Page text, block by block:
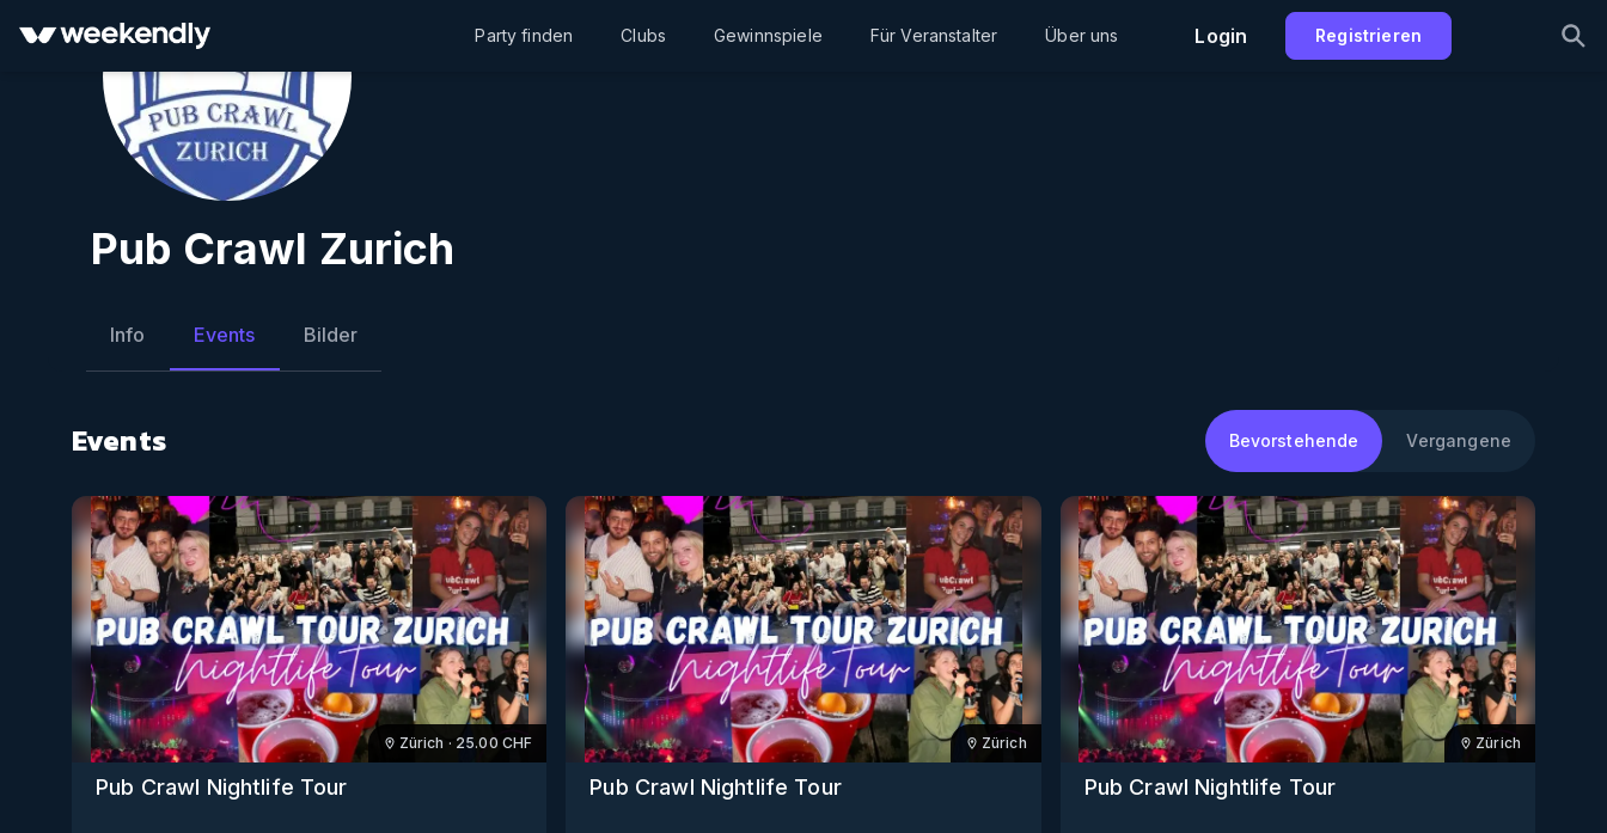
Party finden Clubs Gewinnspiele Für Veranstalter Über uns Login Registrieren
Pub Crawl Zurich
Info Events Bilder
Events Bevorstehende Vergangene
Zürich · 25.00 CHF
Pub Crawl Nightlife Tour
Zürich
Pub Crawl Nightlife Tour
Zürich
Pub Crawl Nightlife Tour